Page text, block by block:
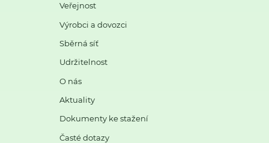
Veřejnost
Výrobci a dovozci
Sběrná síť
Udržitelnost
O nás
Aktuality
Dokumenty ke stažení
Časté dotazy